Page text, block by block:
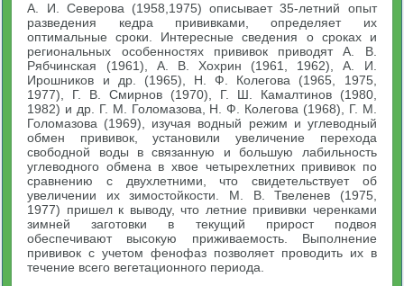
А. И. Северова (1958,1975) описывает 35-летний опыт
разведения кедра прививками, определяет их
оптимальные сроки. Интересные сведения о сроках и
региональных особенностях прививок приводят А. В.
Рябчинская (1961), А. В. Хохрин (1961, 1962), А. И.
Ирошников и др. (1965), Н. Ф. Колегова (1965, 1975,
1977), Г. В. Смирнов (1970), Г. Ш. Камалтинов (1980,
1982) и др. Г. М. Голомазова, Н. Ф. Колегова (1968), Г. М.
Голомазова (1969), изучая водный режим и углеводный
обмен прививок, установили увеличение перехода
свободной воды в связанную и большую лабильность
углеводного обмена в хвое четырехлетних прививок по
сравнению с двухлетними, что свидетельствует об
увеличении их зимостойкости. М. В. Твеленев (1975,
1977) пришел к выводу, что летние прививки черенками
зимней заготовки в текущий прирост подвоя
обеспечивают высокую приживаемость. Выполнение
прививок с учетом фенофаз позволяет проводить их в
течение всего вегетационного периода.